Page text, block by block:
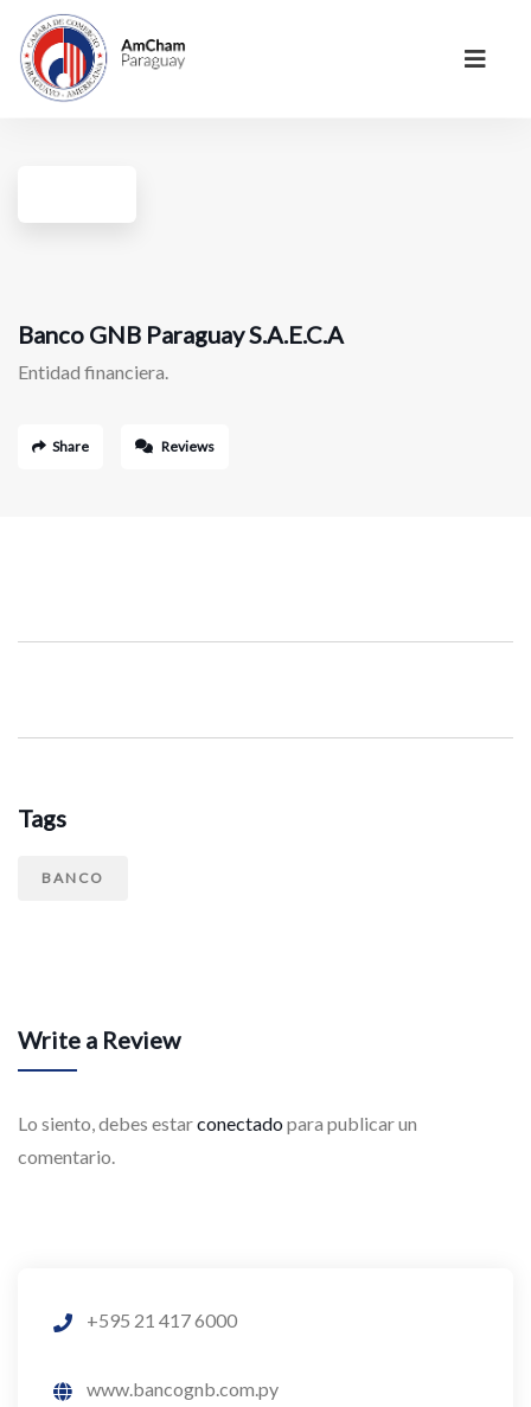
Banco GNB Paraguay S.A.E.C.A
Entidad financiera.
Share Reviews
Tags
BANCO
Write a Review
Lo siento, debes estarconectadopara publicar un
comentario.
+595 21 417 6000
www.bancognb.com.py